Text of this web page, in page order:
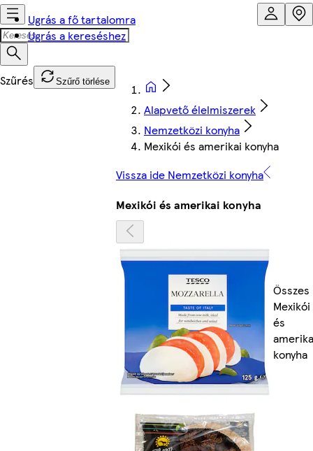
Ugrás a fő tartalomra
Ugrás a kereséshez
Szűrő törlése
Alapvető élelmiszerek
Nemzetközi konyha
Mexikói és amerikai konyha
Vissza ide Nemzetközi konyha
Mexikói és amerikai konyha
Összes
Mexikói
és
konyha